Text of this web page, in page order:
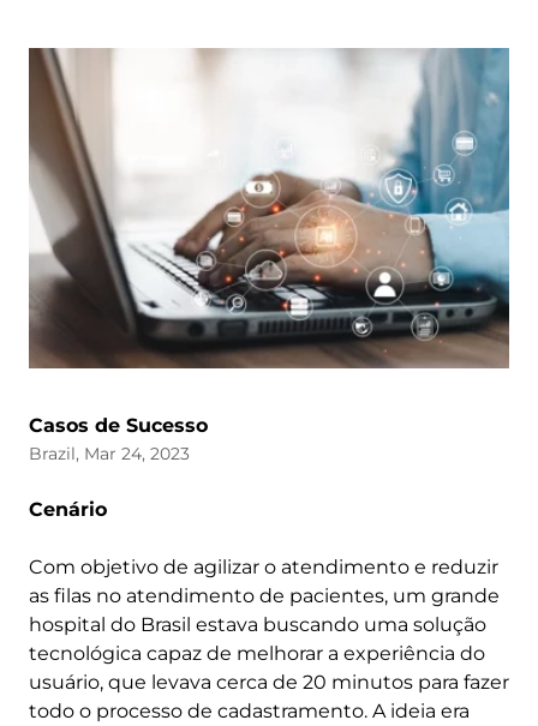
Casos de Sucesso
Brazil, Mar 24, 2023
Cenário
Com objetivo de agilizar o atendimento e reduzir
as filas no atendimento de pacientes, um grande
hospital do Brasil estava buscando uma solução
tecnológica capaz de melhorar a experiência do
usuário, que levava cerca de 20 minutos para fazer
todo o processo de cadastramento. A ideia era